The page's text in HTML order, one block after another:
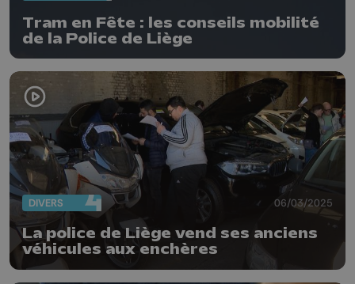
Tram en Fête : les conseils mobilité
de la Police de Liège
DIVERS 06/03/2025
La police de Liège vend ses anciens
véhicules aux enchères